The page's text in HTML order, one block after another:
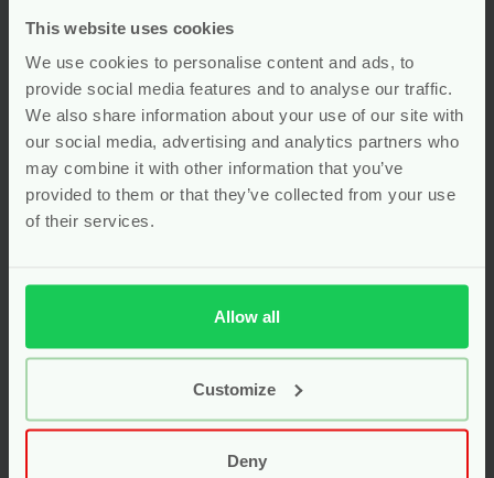
This website uses cookies
We use cookies to personalise content and ads, to
provide social media features and to analyse our traffic.
We also share information about your use of our site with
our social media, advertising and analytics partners who
may combine it with other information that you’ve
provided to them or that they’ve collected from your use
of their services.
Allow all
Customize
Deny
bestelling wilt terugsturen, zal het product met alle
geleverde toebehoren en – indien redelijkerwijze mogelijk
–in de originele staat en verpakkingaan de Pure Start
geretourneerd worden. Hygiëneproducten die
opengemaakt zijn kunnen we niet retour nemen.
De te retourneren producten kunnen verzonden worden
naar:Pure Start, Zwarte Dijk 12a, 7775PB Lutten
Kosten voor retourneren zijn voor jou als klant.
Kosten en terugbetalen
aankoopbedrag
Het aankoopbedrag van desbetreffende producten
geretourneerd) worden gecrediteerd. Wanneer een deel
van de bestelling wordt geretourneerd en daarmee het